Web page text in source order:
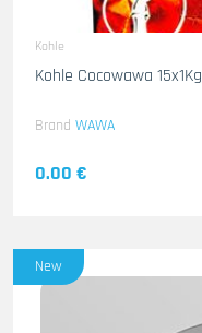
Kohle
Kohle Cocowawa 15x1Kg
Brand WAWA
0.00 €
New